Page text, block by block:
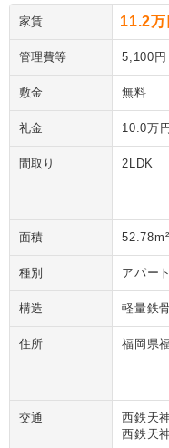
家賃 11.2万
管理費等 5,100円
敷金 無料
礼金 10.0万円
間取り 2LDK
面積 52.78m²
種別 アパート
構造 軽量鉄
住所 福岡県
交通
西鉄天
西鉄天